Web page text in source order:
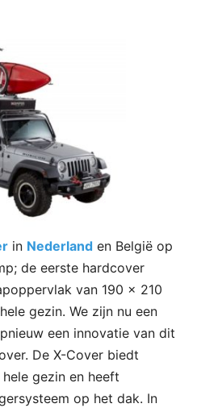
in Nederland en België op
de eerste hardcover
van 190 x 210
gezin. We zijn nu een
een innovatie van dit
De X-Cover biedt
gezin en heeft
op het dak. In